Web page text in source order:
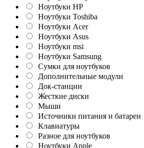
Ноутбуки HP
Ноутбуки Toshiba
Ноутбуки Acer
Ноутбуки Asus
Ноутбуки msi
Ноутбуки Samsung
Сумки для ноутбуков
Дополнительные модули
Док-станции
Жесткие диски
Мыши
Источники питания и батареи
Клавиатуры
Разное для ноутбуков
Ноутбуки Apple